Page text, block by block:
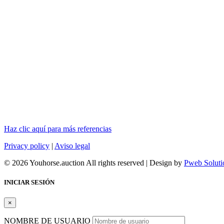
Haz clic aquí para más referencias
Privacy policy | Aviso legal
© 2026 Youhorse.auction All rights reserved | Design by Pweb
INICIAR SESIÓN
×
NOMBRE DE USUARIO